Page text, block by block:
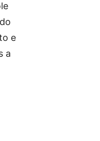
e
a